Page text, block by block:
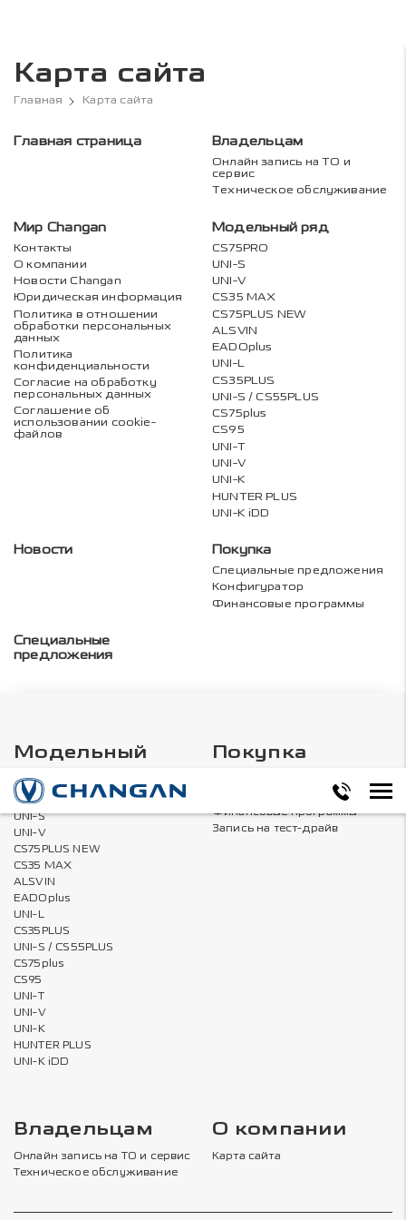
Карта сайта
Главная Карта сайта
Главная страница Владельцам
Онлайн запись на ТО и
сервис
Техническое обслуживание
Мир Changan
Контакты
О компании
Новости Changan
Юридическая информация
Политика в отношении
обработки персональных
данных
Политика
конфиденциальности
Согласие на обработку
персональных данных
Соглашение об
использовании cookie-
файлов
Модельный ряд
CS75PRO
UNI-S
UNI-V
CS35 MAX
CS75PLUS NEW
ALSVIN
EADOplus
UNI-L
CS35PLUS
UNI-S / CS55PLUS
CS75plus
CS95
UNI-T
UNI-V
UNI-K
HUNTER PLUS
UNI-K iDD
Новости Покупка
Специальные предложения
Конфигуратор
Финансовые программы
Специальные
предложения
Модельный
ряд
CS75PRO
UNI-S
UNI-V
CS75PLUS NEW
CS35 MAX
ALSVIN
EADOplus
UNI-L
CS35PLUS
UNI-S / CS55PLUS
CS75plus
CS95
UNI-T
UNI-V
UNI-K
HUNTER PLUS
UNI-K iDD
Покупка
Финансовые программы
Запись на тест-драйв
Владельцам
Онлайн запись на ТО и сервис
Техническое обслуживание
О компании
Карта сайта